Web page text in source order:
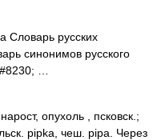
Словарь русских
синонимов русского
…
опухоль , псковск.;
рiрkа, чеш. рiра. Через